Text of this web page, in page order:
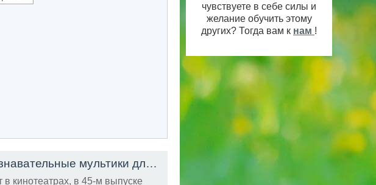
Фиксики - О подводной лодке | Познавательные мультики для детей HD
кинотеатрах, в 45-м выпуске
чувствуете в себе силы и
желание обучить этому
других? Тогда вам к нам !